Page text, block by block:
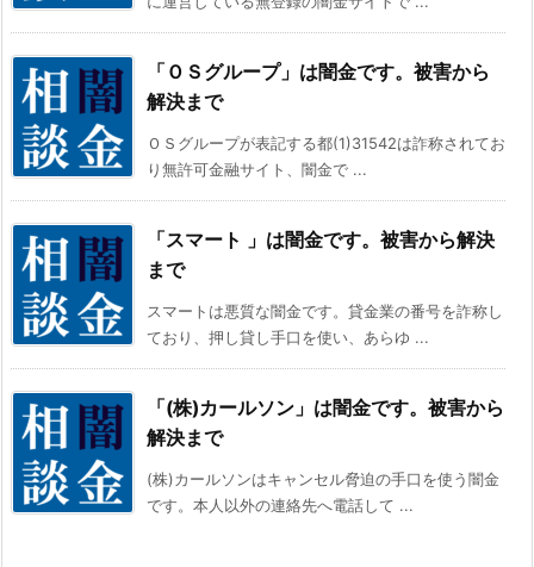
「ＯＳグループ」は闇金です。被害から
解決まで
ＯＳグループが表記する都(1)31542は詐称されてお
り無許可金融サイト、闇金で ...
「スマート 」は闇金です。被害から解決
まで
スマートは悪質な闇金です。貸金業の番号を詐称し
ており、押し貸し手口を使い、あらゆ ...
「(株)カールソン」は闇金です。被害から
解決まで
(株)カールソンはキャンセル脅迫の手口を使う闇金
です。本人以外の連絡先へ電話して ...